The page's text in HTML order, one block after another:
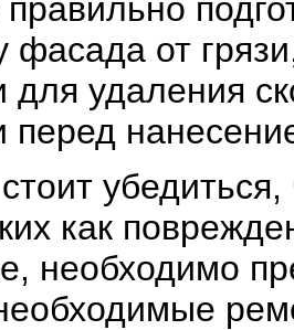
фасада от
для удаления
перед
как
необходимо